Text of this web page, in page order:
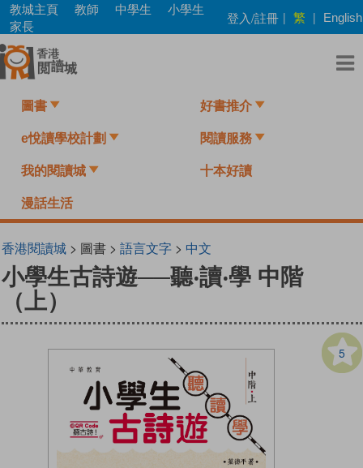
Skip
main
content
教城主頁 教師 中學生
小學生
家長
登入/註冊 | 繁 | English
圖書 好書推介
e悅讀學校計劃 閱讀服務
我的閱讀城 十本好讀
漫話生活
香港閱讀城> 圖書 > 語言文字> 中文
小學生古詩遊──聽‧讀‧學 中階
（上）
5